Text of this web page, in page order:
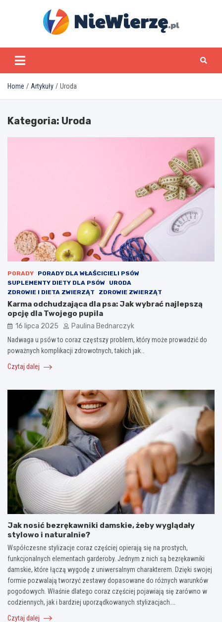
niewierze.pl
Home Artykuły Uroda
Kategoria: Uroda
PORADY
PORADY DLA WŁAŚCICIELI PSÓW
SUPLEMENTY DIETY DLA PSÓW
URODA
ZDROWIE I DIETA ZWIERZĄT
ZDROWIE ZWIERZĄT
Karma odchudzająca dla psa: Jak wybrać najlepszą
opcję dla Twojego pupila
16 lipca 2025 Paulina Bednarczyk
Nadwaga u psów to coraz częstszy problem, który może prowadzić do
poważnych komplikacji zdrowotnych, takich jak…
Czytaj dalej
Jak nosić bezrękawniki damskie, żeby wyglądały
stylowo i naturalnie?
Współczesne stylizacje coraz częściej opierają się na prostych,
funkcjonalnych elementach garderoby. Jednym z nich są bezrękawniki
damskie, które łączą wygodę z uniwersalnym charakterem. Dzięki swojej
formie pozwalają tworzyć zestawy dopasowane do różnych warunków
pogodowych. Właśnie dlatego coraz częściej pojawiają się zarówno w
codziennych, jak i bardziej uporządkowanych stylizacjach.…
Czytaj dalej